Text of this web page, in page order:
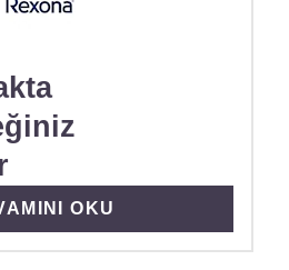
MORE ABOUT
OKU